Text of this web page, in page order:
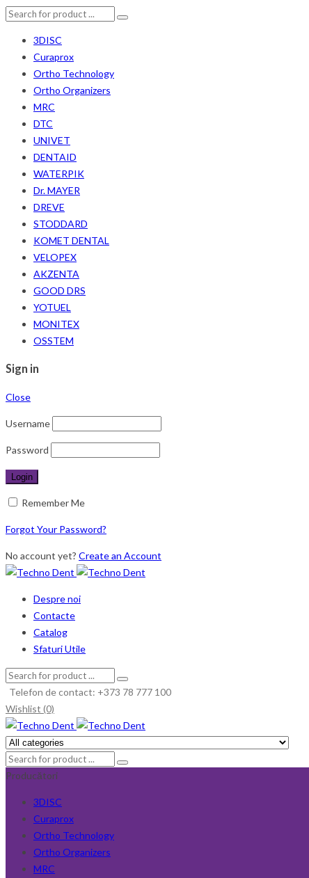
3DISC
Curaprox
Ortho Technology
Ortho Organizers
MRC
DTC
UNIVET
DENTAID
WATERPIK
Dr. MAYER
DREVE
STODDARD
KOMET DENTAL
VELOPEX
AKZENTA
GOOD DRS
YOTUEL
MONITEX
OSSTEM
Sign in
Close
Username
Password
Remember Me
Forgot Your Password?
No account yet? Create an Account
Despre noi
Contacte
Catalog
Sfaturi Utile
Telefon de contact: +373 78 777 100
Wishlist (0)
Producători
3DISC
Curaprox
Ortho Technology
Ortho Organizers
MRC